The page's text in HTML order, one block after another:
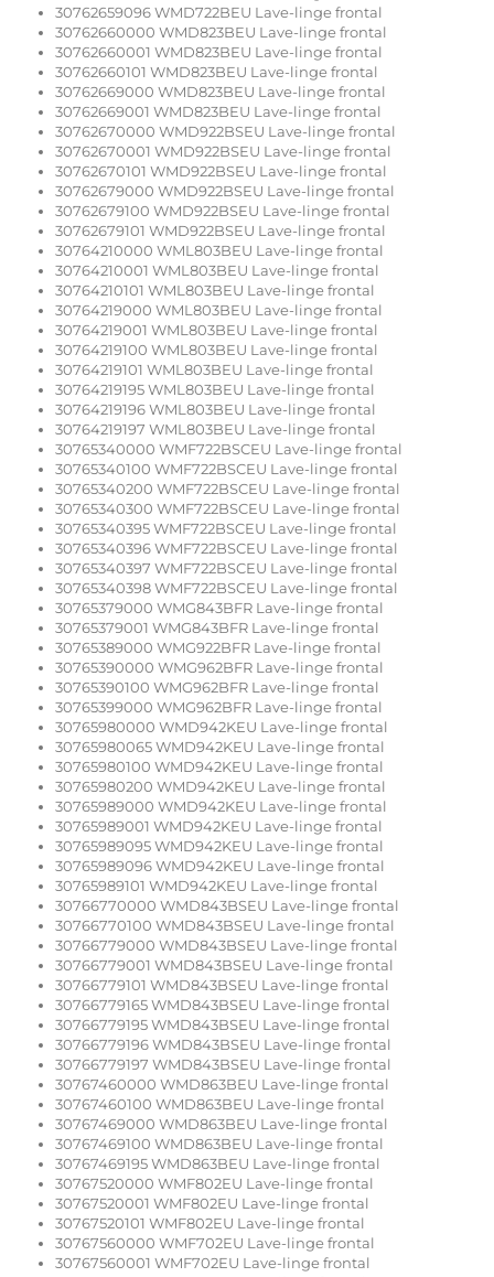
30762659096 WMD722BEU Lave-linge frontal
30762660000 WMD823BEU Lave-linge frontal
30762660001 WMD823BEU Lave-linge frontal
30762660101 WMD823BEU Lave-linge frontal
30762669000 WMD823BEU Lave-linge frontal
30762669001 WMD823BEU Lave-linge frontal
30762670000 WMD922BSEU Lave-linge frontal
30762670001 WMD922BSEU Lave-linge frontal
30762670101 WMD922BSEU Lave-linge frontal
30762679000 WMD922BSEU Lave-linge frontal
30762679100 WMD922BSEU Lave-linge frontal
30762679101 WMD922BSEU Lave-linge frontal
30764210000 WML803BEU Lave-linge frontal
30764210001 WML803BEU Lave-linge frontal
30764210101 WML803BEU Lave-linge frontal
30764219000 WML803BEU Lave-linge frontal
30764219001 WML803BEU Lave-linge frontal
30764219100 WML803BEU Lave-linge frontal
30764219101 WML803BEU Lave-linge frontal
30764219195 WML803BEU Lave-linge frontal
30764219196 WML803BEU Lave-linge frontal
30764219197 WML803BEU Lave-linge frontal
30765340000 WMF722BSCEU Lave-linge frontal
30765340100 WMF722BSCEU Lave-linge frontal
30765340200 WMF722BSCEU Lave-linge frontal
30765340300 WMF722BSCEU Lave-linge frontal
30765340395 WMF722BSCEU Lave-linge frontal
30765340396 WMF722BSCEU Lave-linge frontal
30765340397 WMF722BSCEU Lave-linge frontal
30765340398 WMF722BSCEU Lave-linge frontal
30765379000 WMG843BFR Lave-linge frontal
30765379001 WMG843BFR Lave-linge frontal
30765389000 WMG922BFR Lave-linge frontal
30765390000 WMG962BFR Lave-linge frontal
30765390100 WMG962BFR Lave-linge frontal
30765399000 WMG962BFR Lave-linge frontal
30765980000 WMD942KEU Lave-linge frontal
30765980065 WMD942KEU Lave-linge frontal
30765980100 WMD942KEU Lave-linge frontal
30765980200 WMD942KEU Lave-linge frontal
30765989000 WMD942KEU Lave-linge frontal
30765989001 WMD942KEU Lave-linge frontal
30765989095 WMD942KEU Lave-linge frontal
30765989096 WMD942KEU Lave-linge frontal
30765989101 WMD942KEU Lave-linge frontal
30766770000 WMD843BSEU Lave-linge frontal
30766770100 WMD843BSEU Lave-linge frontal
30766779000 WMD843BSEU Lave-linge frontal
30766779001 WMD843BSEU Lave-linge frontal
30766779101 WMD843BSEU Lave-linge frontal
30766779165 WMD843BSEU Lave-linge frontal
30766779195 WMD843BSEU Lave-linge frontal
30766779196 WMD843BSEU Lave-linge frontal
30766779197 WMD843BSEU Lave-linge frontal
30767460000 WMD863BEU Lave-linge frontal
30767460100 WMD863BEU Lave-linge frontal
30767469000 WMD863BEU Lave-linge frontal
30767469100 WMD863BEU Lave-linge frontal
30767469195 WMD863BEU Lave-linge frontal
30767520000 WMF802EU Lave-linge frontal
30767520001 WMF802EU Lave-linge frontal
30767520101 WMF802EU Lave-linge frontal
30767560000 WMF702EU Lave-linge frontal
30767560001 WMF702EU Lave-linge frontal